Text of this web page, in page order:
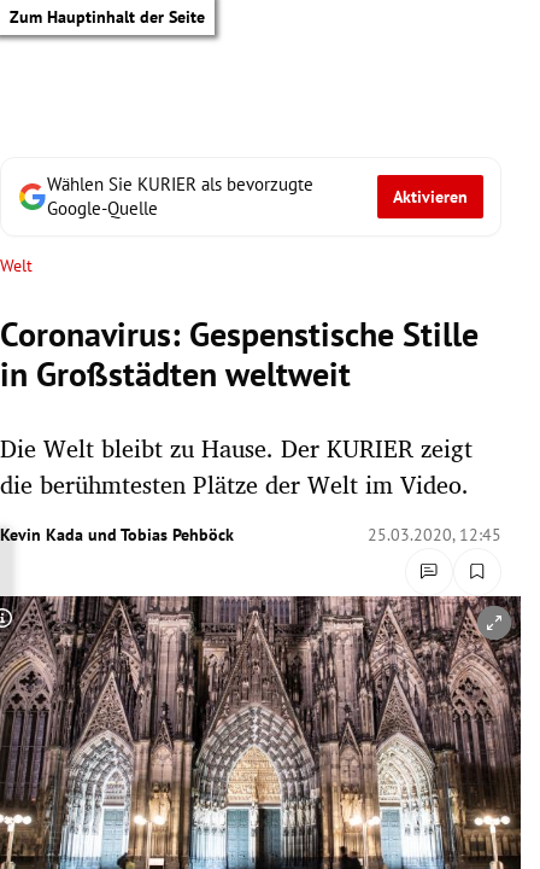
Zum Hauptinhalt der Seite
Untermenü
Untermenü
Untermenü
Untermenü
Untermenü
Wählen Sie KURIER als bevorzugte
Google-Quelle
Aktivieren
Welt
Coronavirus: Gespenstische Stille
in Großstädten weltweit
Die Welt bleibt zu Hause. Der KURIER zeigt
die berühmtesten Plätze der Welt im Video.
Kevin Kada und Tobias Pehböck 25.03.2020, 12:45
Copyright-Hinweis öffnen/schließen